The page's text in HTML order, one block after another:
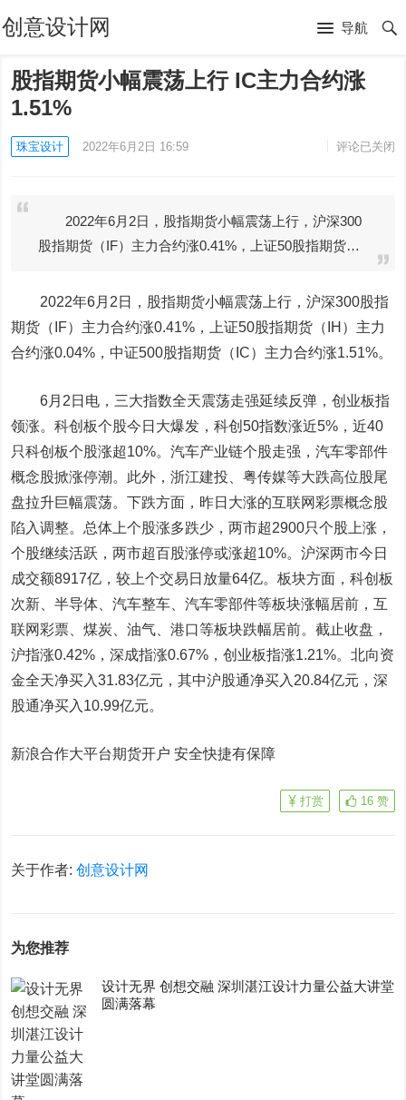
创意设计网 导航
股指期货小幅震荡上行 IC主力合约涨
1.51%
珠宝设计 2022年6月2日 16:59 评论已关闭
2022年6月2日，股指期货小幅震荡上行，沪深300
股指期货（IF）主力合约涨0.41%，上证50股指期货…
2022年6月2日，股指期货小幅震荡上行，沪深300股指
期货（IF）主力合约涨0.41%，上证50股指期货（IH）主力
合约涨0.04%，中证500股指期货（IC）主力合约涨1.51%。
6月2日电，三大指数全天震荡走强延续反弹，创业板指
领涨。科创板个股今日大爆发，科创50指数涨近5%，近40
只科创板个股涨超10%。汽车产业链个股走强，汽车零部件
概念股掀涨停潮。此外，浙江建投 、粤传媒等大跌高位股尾
盘拉升巨幅震荡。下跌方面，昨日大涨的互联网彩票概念股
陷入调整。总体上个股涨多跌少，两市超2900只个股上涨，
个股继续活跃，两市超百股涨停或涨超10%。沪深两市今日
成交额8917亿，较上个交易日放量64亿。板块方面，科创板
次新、半导体、汽车整车、汽车零部件等板块涨幅居前，互
联网彩票、煤炭、油气、港口等板块跌幅居前。截止收盘，
沪指涨0.42%，深成指涨0.67%，创业板指涨1.21%。北向资
金全天净买入31.83亿元，其中沪股通净买入20.84亿元，深
股通净买入10.99亿元。
新浪合作大平台期货开户 安全快捷有保障
16 赞
打赏
关于作者:创意设计网
为您推荐
设计无界 创想交融 深圳湛江设计力量公益大讲堂
圆满落幕